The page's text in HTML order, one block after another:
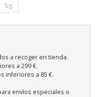
Sig.
a recoger en tienda.
a 299 €.
inferiores a 85 €.
envíos especiales o